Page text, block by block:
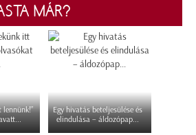
MÁR?
lennünk!”
Egy hivatás beteljesülése és
elindulása – áldozópap...